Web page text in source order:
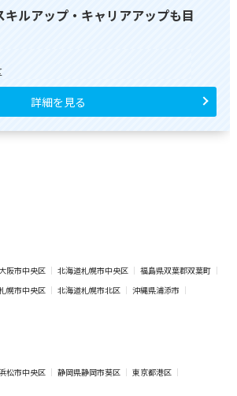
キルアップ・キャリアアップも目
詳細を見る
阪市中央区 北海道札幌市中央区
福島県双葉郡双葉町
幌市中央区 北海道札幌市北区
沖縄県浦添市
松市中央区 静岡県静岡市葵区
東京都港区